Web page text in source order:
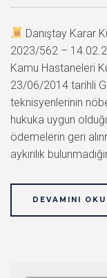
Danıştay Karar
2023/562 –
Kamu Hastaneleri
23/06/2014 tarihli
teknisyenlerinin
hukuka uygun
ödemelerin geri
aykırılık
DEVAMINI OKU